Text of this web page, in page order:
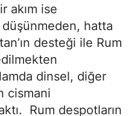
akım ise
düşünmeden, hatta
desteği ile Rum
dinsel, diğer
cismani
Rum despotların